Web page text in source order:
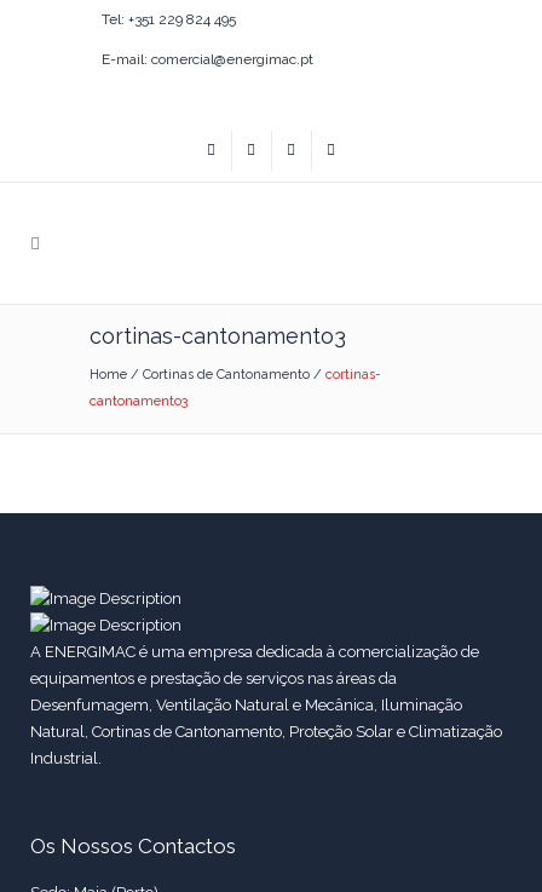
Tel: +351 229 824 495
E-mail: comercial@energimac.pt
cortinas-cantonamento3
Home / Cortinas de Cantonamento / cortinas-
cantonamento3
A ENERGIMAC é uma empresa dedicada à comercialização de
equipamentos e prestação de serviços nas áreas da
Desenfumagem, Ventilação Natural e Mecânica, Iluminação
Natural, Cortinas de Cantonamento, Proteção Solar e Climatização
Industrial.
Os Nossos Contactos